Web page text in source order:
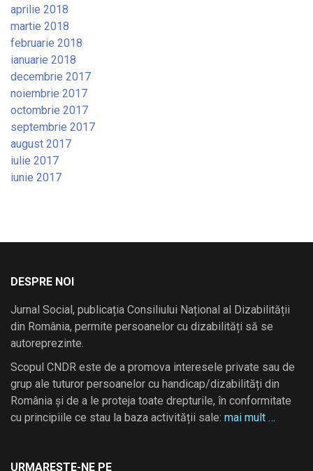
aprilie 2018
martie 2018
februarie 2018
ianuarie 2018
decembrie 2017
noiembrie 2017
octombrie 2017
septembrie 2017
august 2017
iulie 2017
iunie 2017
DESPRE NOI
Jurnal Social, publicația Consiliului Național al Dizabilității
din România, permite persoanelor cu dizabilități să se
autoreprezinte.
Scopul CNDR este de a promova interesele private sau de
grup ale tuturor persoanelor cu handicap/dizabilități din
România și de a le proteja toate drepturile, în conformitate
cu principiile ce stau la baza activității sale: mai mult …
URMARESTE-NE PE